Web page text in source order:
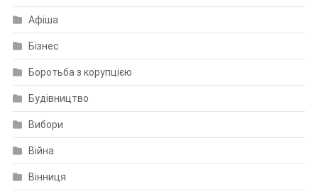
Афіша
Бізнес
Боротьба з корупцією
Будівництво
Вибори
Війна
Вінниця